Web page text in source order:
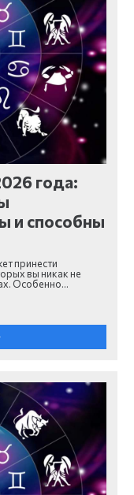
года:
и способны
принести
вы никак не
Особенно…